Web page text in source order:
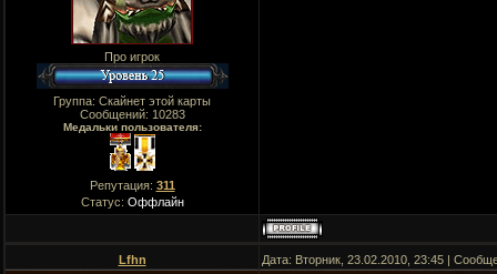
Про игрок
Группа: Скайнет этой карты
Сообщений: 10283
Медальки пользователя:
Репутация: 311
Статус: Оффлайн
Lfhn Дата: Вторник, 23.02.2010, 23:45 |